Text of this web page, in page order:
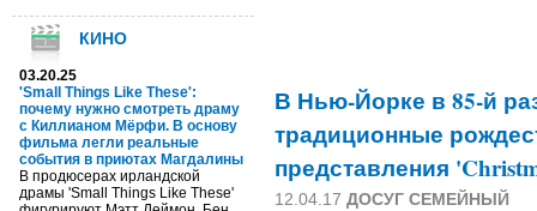
КИНО
03.20.25
'Small Things Like These':
почему нужно смотреть драму
с Киллианом Мёрфи. В основу
фильма легли реальные
события в приютах Магдалины
В продюсерах ирландской
драмы 'Small Things Like These'
В Нью-Йорке в 85-й
традиционные
представления
12.04.17 ДОСУГ СЕМЕЙНЫЙ